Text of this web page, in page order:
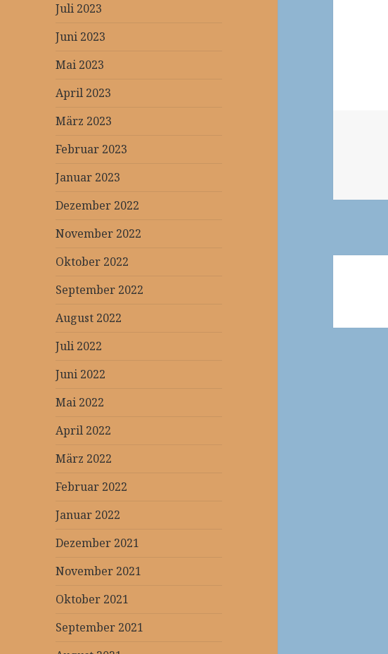
Juli 2023
Juni 2023
Mai 2023
April 2023
März 2023
Februar 2023
Januar 2023
Dezember 2022
November 2022
Oktober 2022
September 2022
August 2022
Juli 2022
Juni 2022
Mai 2022
April 2022
März 2022
Februar 2022
Januar 2022
Dezember 2021
November 2021
Oktober 2021
September 2021